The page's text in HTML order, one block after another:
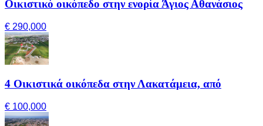
Οικιστικό οικόπεδο στην ενορία Άγιος Αθανάσιος
€ 290,000
4 Οικιστικά οικόπεδα στην Λακατάμεια, από
€ 100,000